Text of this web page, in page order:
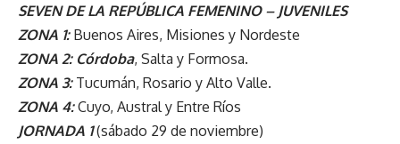
SEVEN DE LA REPÚBLICA FEMENINO – JUVENILES
ZONA 1: Buenos Aires, Misiones y Nordeste
ZONA 2: Córdoba, Salta y Formosa.
ZONA 3: Tucumán, Rosario y Alto Valle.
ZONA 4: Cuyo, Austral y Entre Ríos
JORNADA 1(sábado 29 de noviembre)